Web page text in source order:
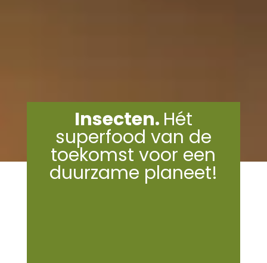
Insecten. Hét
superfood van de
toekomst voor een
duurzame planeet!